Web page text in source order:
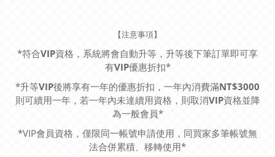
【注意事項】
*符合VIP資格，系統將會自動升等，升等後下筆訂單即可享
有VIP優惠折扣*
*升等VIP後將享有一年的優惠折扣，一年內消費滿NT$3000
則可續用一年，若一年內未達續用資格，則取消VIP資格並降
為一般會員*
*VIP會員資格，僅限同一帳號申請使用，同買家多筆帳號無
法合併累積、移轉使用*